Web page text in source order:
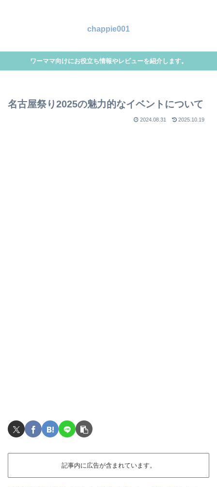
chappie001
ワーママ向けにお役立ち情報やレビューを紹介します。
名古屋祭り2025の魅力的なイベントについて
2024.08.31 2025.10.19
記事内に広告が含まれています。